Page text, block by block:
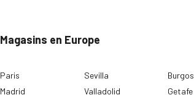
Magasins en Europe
Paris
Madrid
Sevilla
Valladolid
Burgos
Getafe